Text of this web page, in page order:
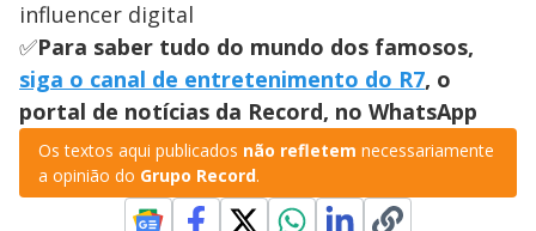
influencer digital
✅Para saber tudo do mundo dos famosos,
siga o canal de entretenimento do R7, o
portal de notícias da Record, no WhatsApp
Os textos aqui publicados não refletem necessariamente
a opinião do Grupo Record.